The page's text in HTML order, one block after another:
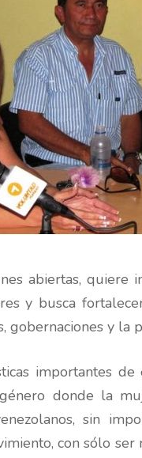
abiertas,
y busca
y la
importantes de
donde la
sin
con sólo